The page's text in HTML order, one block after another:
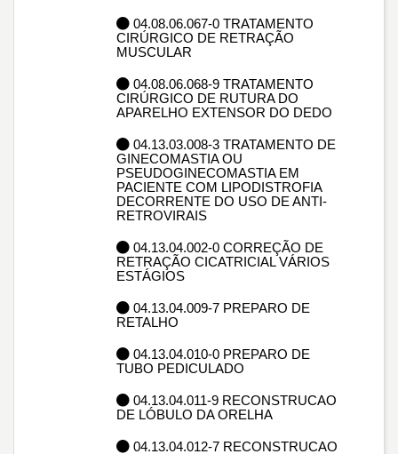
04.08.06.067-0 TRATAMENTO
CIRÚRGICO DE RETRAÇÃO
MUSCULAR
04.08.06.068-9 TRATAMENTO
CIRÚRGICO DE RUTURA DO
APARELHO EXTENSOR DO DEDO
04.13.03.008-3 TRATAMENTO DE
GINECOMASTIA OU
PSEUDOGINECOMASTIA EM
PACIENTE COM LIPODISTROFIA
DECORRENTE DO USO DE ANTI-
RETROVIRAIS
04.13.04.002-0 CORREÇÃO DE
RETRAÇÃO CICATRICIAL VÁRIOS
ESTÁGIOS
04.13.04.009-7 PREPARO DE
RETALHO
04.13.04.010-0 PREPARO DE
TUBO PEDICULADO
04.13.04.011-9 RECONSTRUCAO
DE LÓBULO DA ORELHA
04.13.04.012-7 RECONSTRUCAO